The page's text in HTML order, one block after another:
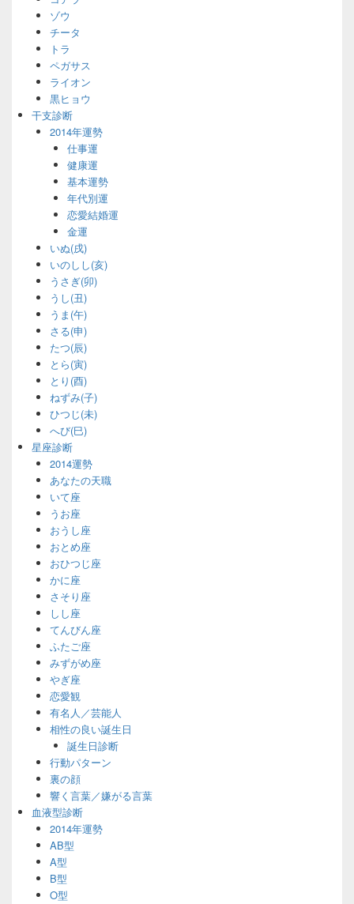
ゾウ
チータ
トラ
ペガサス
ライオン
黒ヒョウ
干支診断
2014年運勢
仕事運
健康運
基本運勢
年代別運
恋愛結婚運
金運
いぬ(戌)
いのしし(亥)
うさぎ(卯)
うし(丑)
うま(午)
さる(申)
たつ(辰)
とら(寅)
とり(酉)
ねずみ(子)
ひつじ(未)
へび(巳)
星座診断
2014運勢
あなたの天職
いて座
うお座
おうし座
おとめ座
おひつじ座
かに座
さそり座
しし座
てんびん座
ふたご座
みずがめ座
やぎ座
恋愛観
有名人／芸能人
相性の良い誕生日
誕生日診断
行動パターン
裏の顔
響く言葉／嫌がる言葉
血液型診断
2014年運勢
AB型
A型
B型
O型